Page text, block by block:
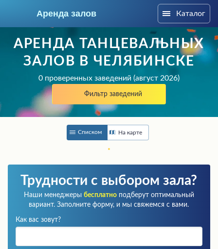
Аренда залов
Колл-центр
+7 (909) 069-16-43
Подберите мне зал
Каталог
АРЕНДА ТАНЦЕВАЛЬНЫХ
ЗАЛОВ В ЧЕЛЯБИНСКЕ
0 проверенных заведений (август 2026)
Фильтр заведений
Списком На карте
Трудности с выбором зала?
Наши менеджеры бесплатноподберут оптимальный
вариант. Заполните форму, и мы свяжемся с вами.
Как вас зовут?